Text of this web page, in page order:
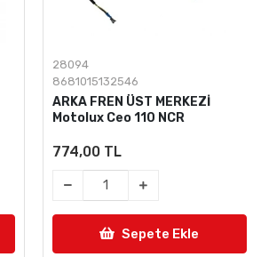
28094
8681015132546
ARKA FREN ÜST MERKEZİ
Motolux Ceo 110 NCR
774,00 TL
Sepete Ekle